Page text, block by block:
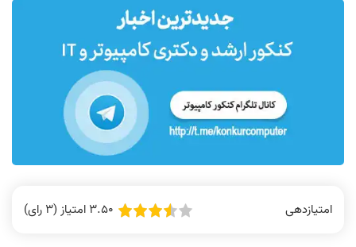
امتیازدهی 3.50 امتیاز (3 رای)